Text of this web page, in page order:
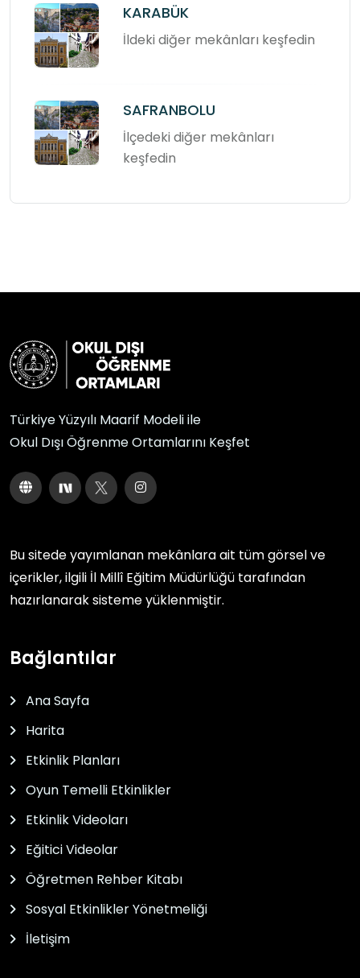
KARABÜK
İldeki diğer mekânları keşfedin
SAFRANBOLU
İlçedeki diğer mekânları
keşfedin
Türkiye Yüzyılı Maarif Modeli ile
Okul Dışı Öğrenme Ortamlarını Keşfet
Bu sitede yayımlanan mekânlara ait tüm görsel ve
içerikler, ilgili İl Millî Eğitim Müdürlüğü tarafından
hazırlanarak sisteme yüklenmiştir.
Bağlantılar
Ana Sayfa
Harita
Etkinlik Planları
Oyun Temelli Etkinlikler
Etkinlik Videoları
Eğitici Videolar
Öğretmen Rehber Kitabı
Sosyal Etkinlikler Yönetmeliği
İletişim